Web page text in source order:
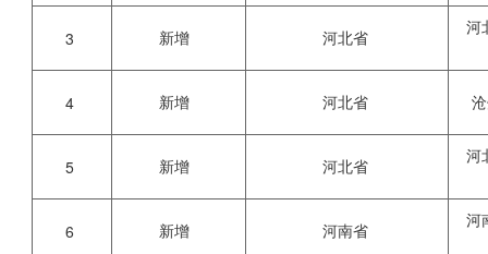
3 新增 河北省 河
4 新增 河北省
5 新增 河北省 河
6 新增 河南省 河